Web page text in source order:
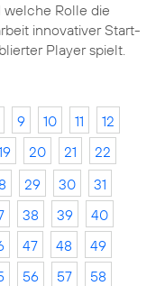
welche Rolle die
innovativer Start-
Player spielt.
9 10 11
12
20 21
22
29 30
31
38 39
40
47 48
49
56 57
58